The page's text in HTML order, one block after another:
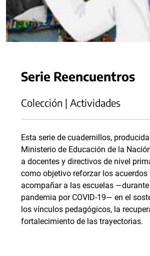
Serie Reencuentros
Colección | Actividades
Esta serie de cuadernillos,
Ministerio de Educación de la
a docentes y directivos de nivel
como objetivo reforzar los acuerdos
acompañar a las escuelas
pandemia por COVID-19— en el
los vínculos pedagógicos, la
fortalecimiento de las trayectorias.